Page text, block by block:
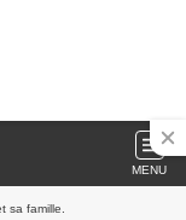
MENU
sa famille.